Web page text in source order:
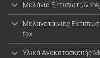
Μελάνια Εκτυπωτών
Μελανοταινίες
fax
Υλικά Ανακατασκευής